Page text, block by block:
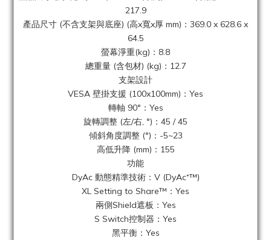
217.9
產品尺寸 (不含支架與底座) (高x寬x厚 mm)：369.0 x 628.6 x
64.5
螢幕淨重(kg)‎：8.8
總重量 (含包材) (kg)：12.7
支架設計
VESA 壁掛支援‎ (100x100mm)：Yes
轉軸 90°‎：Yes
旋轉調整‎ (左/右, °)‎：45 / 45
傾斜角度調整 (°)‎：-5~23
高低升降‎ (mm)‎：155
功能
DyAc 動態精準技術：V (DyAc⁺™)
XL Setting to Share™：Yes
兩側Shield遮板：Yes
S Switch控制器：Yes
黑平衡‎：Yes